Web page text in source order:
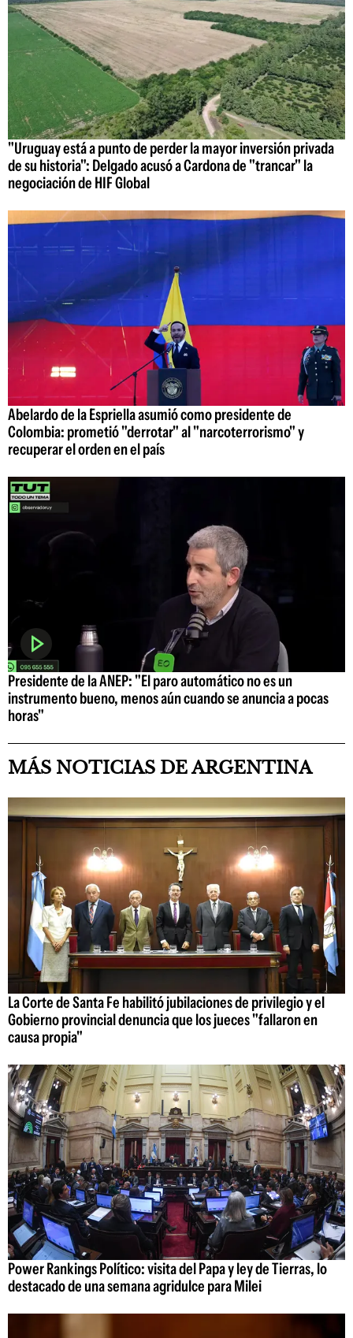
"Uruguay está a punto de perder la mayor inversión privada
de su historia": Delgado acusó a Cardona de "trancar" la
negociación de HIF Global
Abelardo de la Espriella asumió como presidente de
Colombia: prometió "derrotar" al "narcoterrorismo" y
recuperar el orden en el país
Presidente de la ANEP: "El paro automático no es un
instrumento bueno, menos aún cuando se anuncia a pocas
horas"
MÁS NOTICIAS DE ARGENTINA
La Corte de Santa Fe habilitó jubilaciones de privilegio y el
Gobierno provincial denuncia que los jueces "fallaron en
causa propia"
Power Rankings Político: visita del Papa y ley de Tierras, lo
destacado de una semana agridulce para Milei